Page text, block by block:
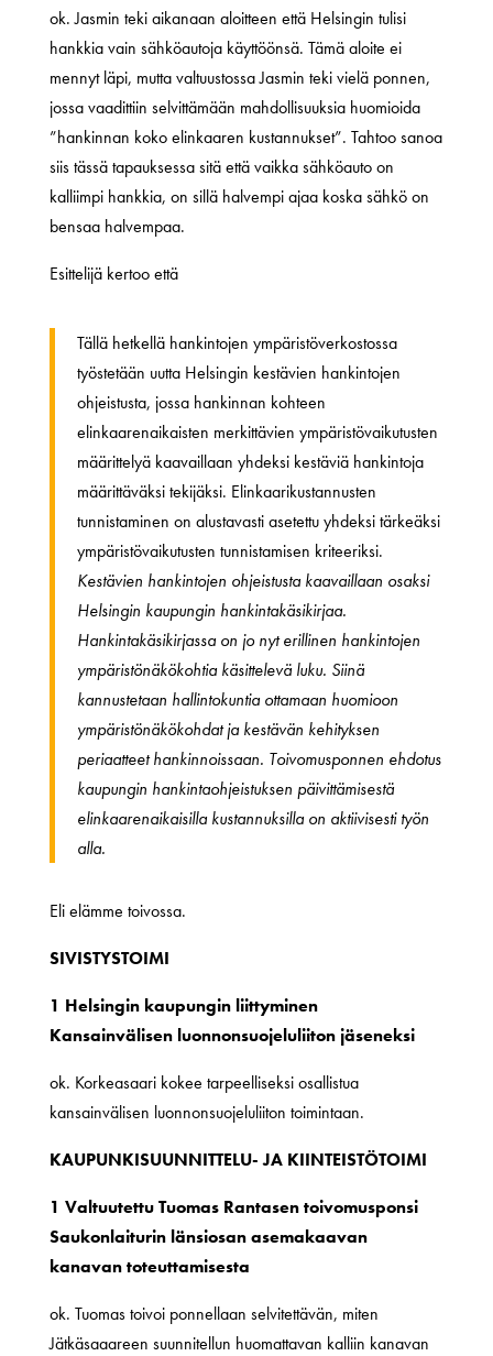
ok. Jasmin teki aikanaan aloitteen että Helsingin tulisi
hankkia vain sähköautoja käyttöönsä. Tämä aloite ei
mennyt läpi, mutta valtuustossa Jasmin teki vielä ponnen,
jossa vaadittiin selvittämään mahdollisuuksia huomioida
”hankinnan koko elinkaaren kustannukset”. Tahtoo sanoa
siis tässä tapauksessa sitä että vaikka sähköauto on
kalliimpi hankkia, on sillä halvempi ajaa koska sähkö on
bensaa halvempaa.
Esittelijä kertoo että
Tällä hetkellä hankintojen ympäristöverkostossa
työstetään uutta Helsingin kestävien hankintojen
ohjeistusta, jossa hankinnan kohteen
elinkaarenaikaisten merkittävien ympäristövaikutusten
määrittelyä kaavaillaan yhdeksi kestäviä hankintoja
määrittäväksi tekijäksi. Elinkaarikustannusten
tunnistaminen on alustavasti asetettu yhdeksi tärkeäksi
ympäristövaikutusten tunnistamisen kriteeriksi.
Kestävien hankintojen ohjeistusta kaavaillaan osaksi
Helsingin kaupungin hankintakäsikirjaa.
Hankintakäsikirjassa on jo nyt erillinen hankintojen
ympäristönäkökohtia käsittelevä luku. Siinä
kannustetaan hallintokuntia ottamaan huomioon
ympäristönäkökohdat ja kestävän kehityksen
periaatteet hankinnoissaan. Toivomusponnen ehdotus
kaupungin hankintaohjeistuksen päivittämisestä
elinkaarenaikaisilla kustannuksilla on aktiivisesti työn
alla.
Eli elämme toivossa.
SIVISTYSTOIMI
1 Helsingin kaupungin liittyminen
Kansainvälisen luonnonsuojeluliiton jäseneksi
ok. Korkeasaari kokee tarpeelliseksi osallistua
kansainvälisen luonnonsuojeluliiton toimintaan.
KAUPUNKISUUNNITTELU- JA KIINTEISTÖTOIMI
1 Valtuutettu Tuomas Rantasen toivomusponsi
Saukonlaiturin länsiosan asemakaavan
kanavan toteuttamisesta
ok. Tuomas toivoi ponnellaan selvitettävän, miten
Jätkäsaaareen suunnitellun huomattavan kalliin kanavan